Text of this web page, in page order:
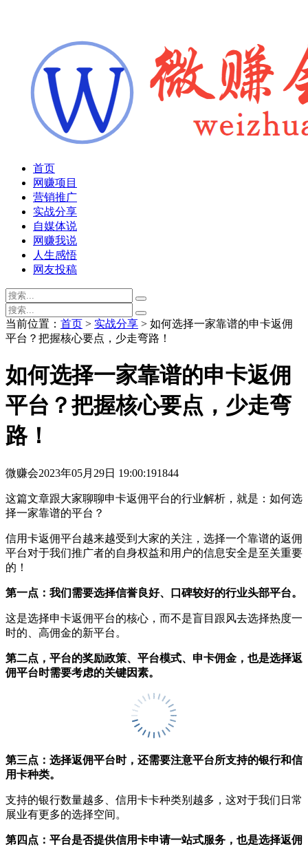
首页
网赚项目
营销推广
实战分享
自媒体说
网赚我说
人生感悟
网友投稿
当前位置： 首页 > 实战分享 > 如何选择一家靠谱的申卡返佣
平台？把握核心要点，少走弯路！
如何选择一家靠谱的申卡返佣
平台？把握核心要点，少走弯
路！
微赚会2023年05月29日 19:00:191844
这篇文章跟大家聊聊申卡返佣平台的行业解析，就是：如何选
择一家靠谱的平台？
信用卡返佣平台越来越受到大家的关注，选择一个靠谱的返佣
平台对于我们推广者的自身权益和用户的信息安全是至关重要
的！
第一点：我们需要选择信誉良好、口碑较好的行业头部平台。
这是选择申卡返佣平台的核心，而不是盲目跟风去选择热度一
时的、高佣金的新平台。
第二点，平台的奖励政策、平台模式、申卡佣金，也是选择返
佣平台时需要考虑的关键因素。
第三点：选择返佣平台时，还需要注意平台所支持的银行和信
用卡种类。
支持的银行数量越多、信用卡卡种类别越多，这对于我们日常
展业有更多的选择空间。
第四点：平台是否提供信用卡申请一站式服务，也是选择返佣